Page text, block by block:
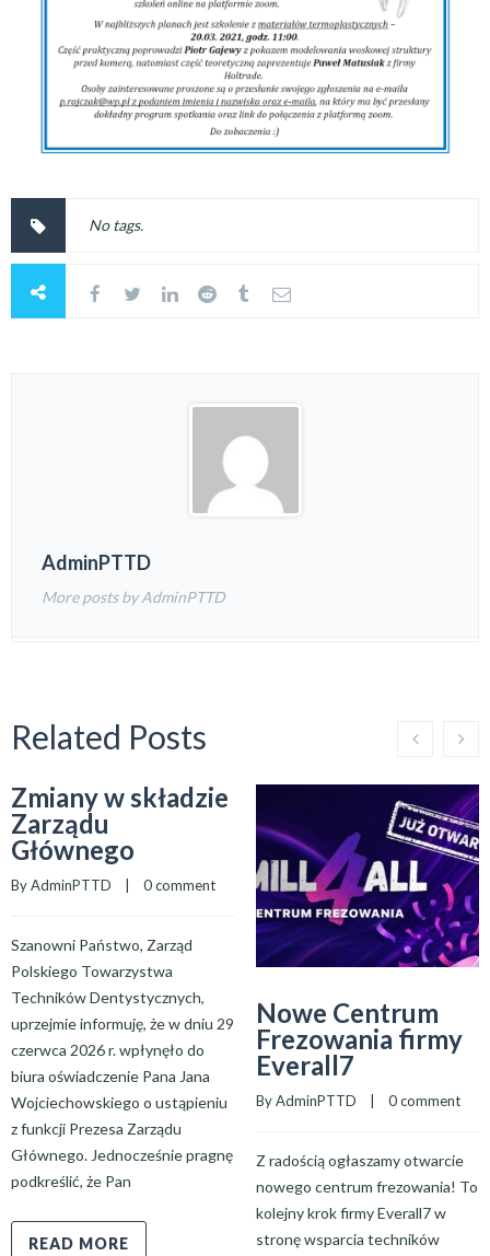
No tags.
AdminPTTD
More posts by AdminPTTD
Related Posts
Zmiany w składzie
Zarządu
Głównego
By AdminPTTD 0 comment
Szanowni Państwo, Zarząd
Polskiego Towarzystwa
Techników Dentystycznych,
uprzejmie informuję, że w dniu 29
czerwca 2026 r. wpłynęło do
biura oświadczenie Pana Jana
Wojciechowskiego o ustąpieniu
z funkcji Prezesa Zarządu
Głównego. Jednocześnie pragnę
podkreślić, że Pan
READ MORE
Nowe Centrum
Frezowania firmy
Everall7
By AdminPTTD 0 comment
Z radością ogłaszamy otwarcie
nowego centrum frezowania! To
kolejny krok firmy Everall7 w
stronę wsparcia techników